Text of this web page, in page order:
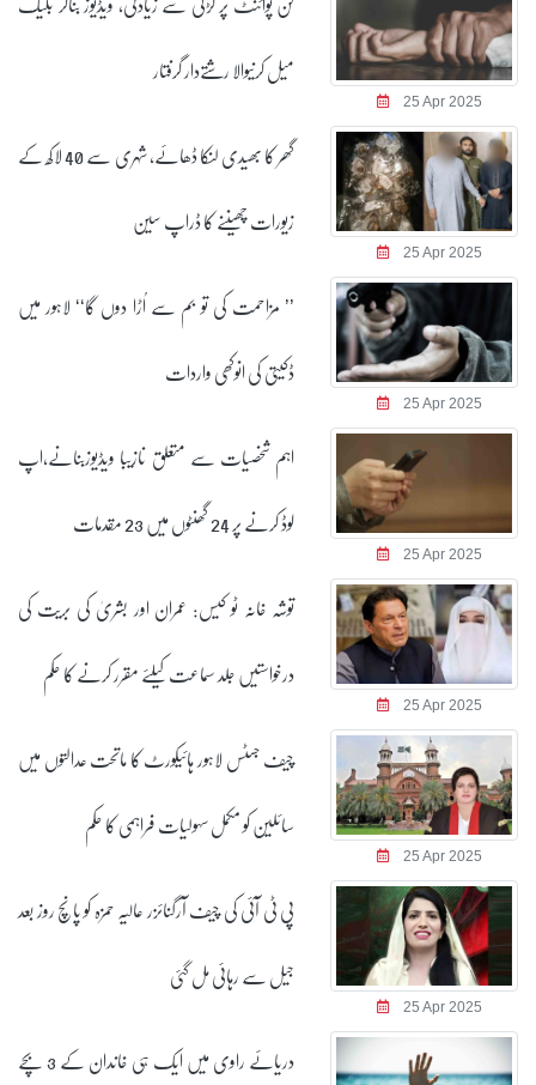
25 Apr 2025
میل کرنیوالا رشتےدار گرفتار
25 Apr 2025
گھر کا بھیدی لنکا ڈھائے، شہری سے 40 لاکھ کے
زیورات چھیننے کا ڈراپ سین
25 Apr 2025
’’ مزاحمت کی تو بم سے اُڑا دوں گا‘‘ لاہور میں
ڈکیتی کی انوکھی واردات
25 Apr 2025
اہم شخصیات سے متعلق نازیبا ویڈیوزبنانے،اپ
لوڈ کرنے پر 24 گھنٹوں میں 23 مقدمات
25 Apr 2025
توشہ خانہ ٹو کیس: عمران اور بشریٰ کی بریت کی
درخواستیں جلد سماعت کیلئے مقرر کرنے کا حکم
25 Apr 2025
چیف جسٹس لاہور ہائیکورٹ کا ماتحت عدالتوں میں
سائلین کو مکمل سہولیات فراہمی کا حکم
25 Apr 2025
پی ٹی آئی کی چیف آرگنائزر عالیہ حمزہ کو پانچ روز بعد
جیل سے رہائی مل گئی
دریائے راوی میں ایک ہی خاندان کے 3 بچے